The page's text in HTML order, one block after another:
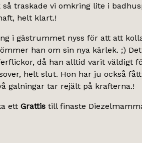
så traskade vi omkring lite i
helt klart.!
i gästrummet nyss för att att
han om sin nya kärlek. ;)
då han alltid varit väldigt
helt slut. Hon har ju också
galningar tar rejält på krafterna.!
ett Grattis till finaste